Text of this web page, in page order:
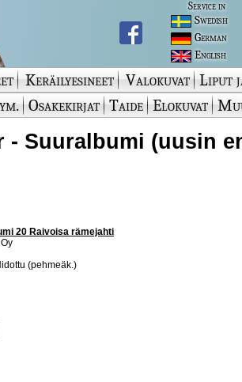
Service in
Swedish
German
English
Keräilyesineet Valokuvat Liput
Osakekirjat Taide Elokuvat
- Suuralbumi (uusin
20 Raivoisa rämejahti
(pehmeäk.)